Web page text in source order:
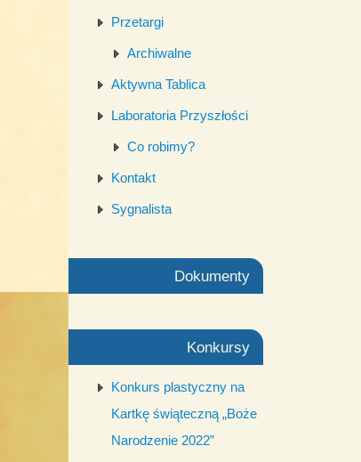
Przetargi
Archiwalne
Aktywna Tablica
Laboratoria Przyszłości
Co robimy?
Kontakt
Sygnalista
Dokumenty
Konkursy
Konkurs plastyczny na
Kartkę świąteczną „Boże
Narodzenie 2022”